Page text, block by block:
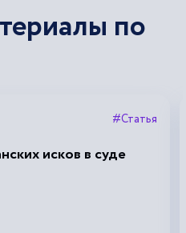
по
#Статья
исков в суде